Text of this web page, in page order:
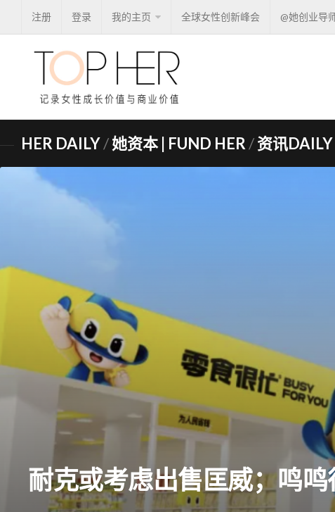
注册 登录 我的主页 全球女性创新峰会 @她创业导
HER DAILY/她资本 | FUND HER/资讯DAILY
耐克或考虑出售匡威；鸣